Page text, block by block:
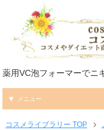
薬用VC泡フォーマーでニ
メニュー
コスメライブラリー TOP